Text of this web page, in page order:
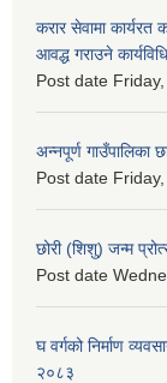
करार सेवामा कार्यरत
आवद्ध गराउने
Post date
अन्नपूर्ण गाउँपालिका
Post date
छोरी (शिशु) जन्म
Post date
घ वर्गको निर्माण
२०८३